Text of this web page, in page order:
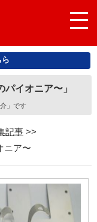
イオニア〜」
」です
記事>>
ニア〜